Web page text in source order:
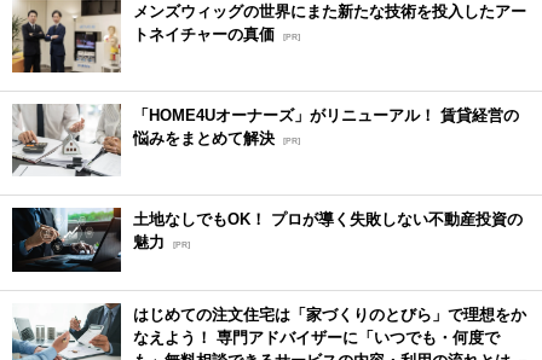
メンズウィッグの世界にまた新たな技術を投入したアー
トネイチャーの真価 [PR]
「HOME4Uオーナーズ」がリニューアル！ 賃貸経営の
悩みをまとめて解決 [PR]
土地なしでもOK！ プロが導く失敗しない不動産投資の
魅力
[PR]
はじめての注文住宅は「家づくりのとびら」で理想をか
なえよう！ 専門アドバイザーに「いつでも・何度で